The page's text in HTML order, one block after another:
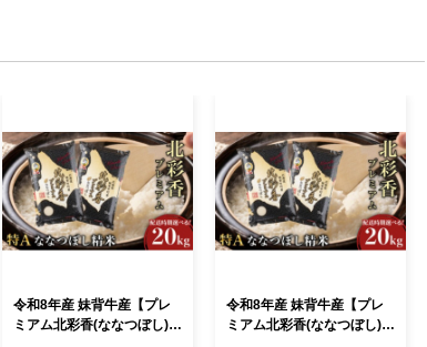
令和8年産 妹背牛産【プレ
ミアム北彩香(ななつぼし)】
令和8年産 妹背牛産【プレ
ミアム北彩香(ななつぼし)】